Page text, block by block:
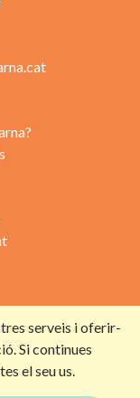
serveis i oferir-
Si continues
el seu us.